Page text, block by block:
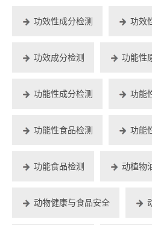
功效性成分检测 功效
功效成分检测 功能性
功能性成分检测 功能
功能性食品检测 功能
功能食品检测 动植物
动物健康与食品安全